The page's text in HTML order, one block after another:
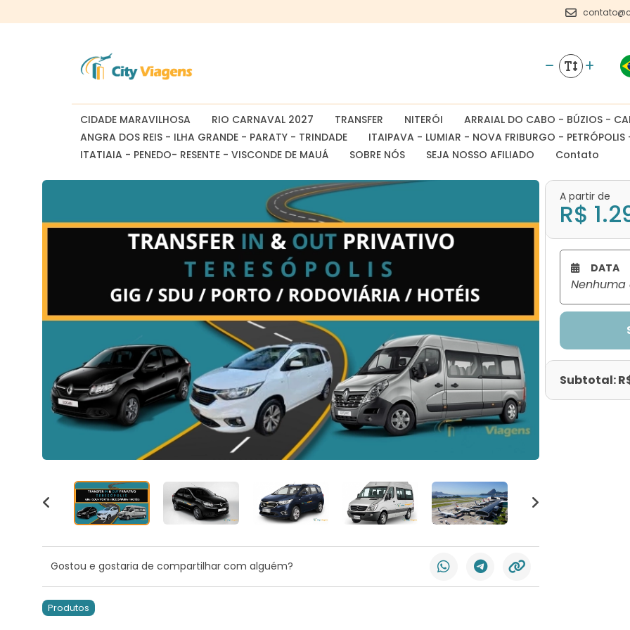
CIDADE MARAVILHOSA RIO CARNAVAL 2027 TRANSFER NITERÓI
ARRAIAL DO CABO - BÚZIOS -
ANGRA DOS REIS - ILHA GRANDE - PARATY - TRINDADE
ITAIPAVA - LUMIAR - NOVA FRIBURGO - PETRÓPOLIS
ITATIAIA - PENEDO- RESENTE - VISCONDE DE MAUÁ
SOBRE NÓS SEJA NOSSO AFILIADO Contato
Gostou e gostaria de compartilhar com alguém?
Produtos
A partir de
R$
DATA
Subtotal: